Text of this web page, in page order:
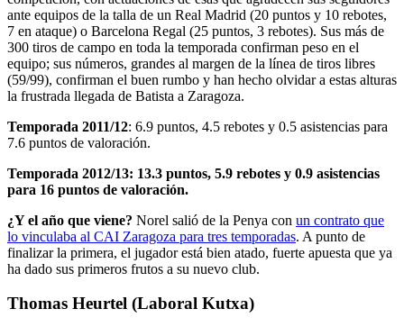
ante equipos de la talla de un Real Madrid (20 puntos y 10 rebotes,
7 en ataque) o Barcelona Regal (25 puntos, 3 rebotes). Sus más de
300 tiros de campo en toda la temporada confirman peso en el
equipo; sus números, grandes al margen de la línea de tiros libres
(59/99), confirman el buen rumbo y han hecho olvidar a estas alturas
la frustrada llegada de Batista a Zaragoza.
Temporada 2011/12: 6.9 puntos, 4.5 rebotes y 0.5 asistencias para
7.6 puntos de valoración.
Temporada 2012/13: 13.3 puntos, 5.9 rebotes y 0.9 asistencias
para 16 puntos de valoración.
¿Y el año que viene? Norel salió de la Penya con un contrato que
lo vinculaba al CAI Zaragoza para tres temporadas. A punto de
finalizar la primera, el jugador está bien atado, fuerte apuesta que ya
ha dado sus primeros frutos a su nuevo club.
Thomas Heurtel (Laboral Kutxa)